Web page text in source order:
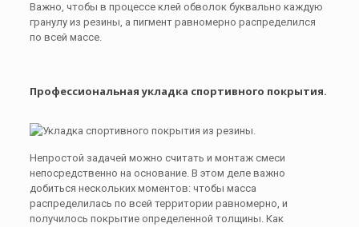
Важно, чтобы в процессе клей обволок буквально каждую
гранулу из резины, а пигмент равномерно распределился
по всей массе.
Профессиональная укладка спортивного покрытия.
Непростой задачей можно считать и монтаж смеси
непосредственно на основание. В этом деле важно
добиться нескольких моментов: чтобы масса
распределилась по всей территории равномерно, и
получилось покрытие определенной толщины. Как